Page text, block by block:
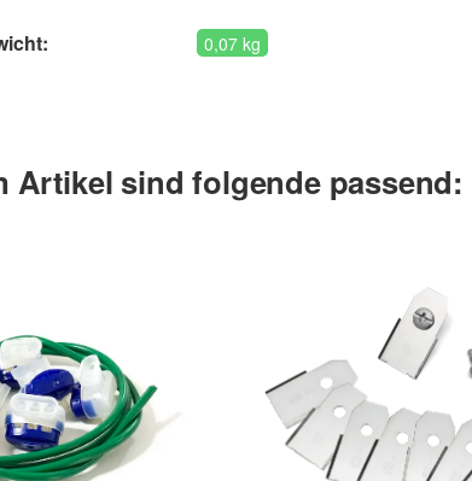
0,07 kg
Artikel sind folgende passend: